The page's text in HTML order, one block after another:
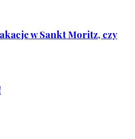
w Sankt Moritz, czy